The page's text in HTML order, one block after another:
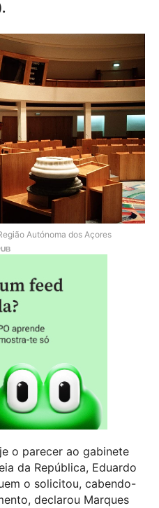
Autónoma dos Açores
o parecer ao gabinete
da República, Eduardo
o solicitou, cabendo-
declarou Marques